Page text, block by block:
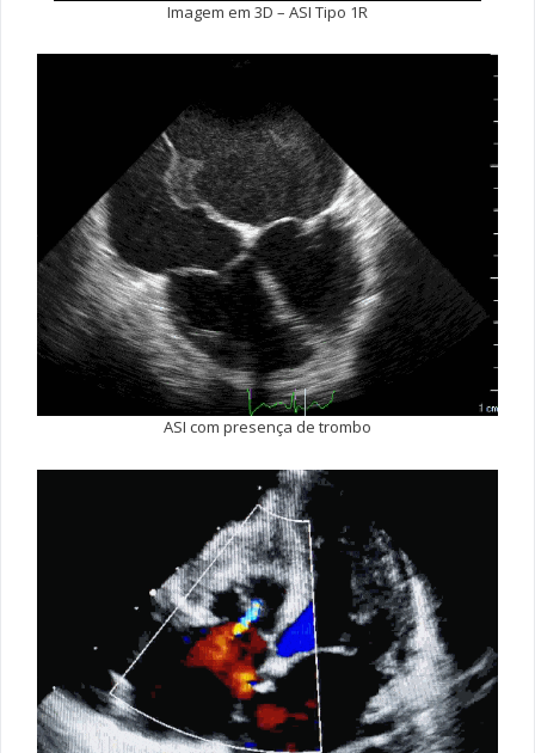
Imagem em 3D – ASI Tipo 1R
ASI com presença de trombo